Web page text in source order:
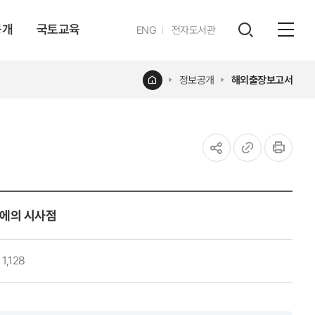
국토교육 ENG영문전자도서관
레이어
홈 정보공개 해외출장보고서
의 시사점
1,128